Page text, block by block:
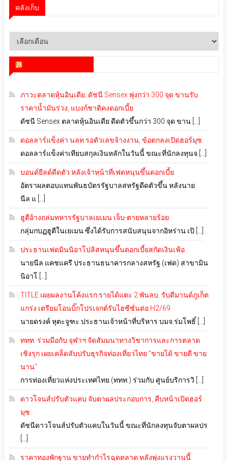
คลังเก็บ
คลัง
ภาวะตลาดหุ้นอินเดีย: ดัชนี Sensex พุ่งกว่า 300 จุด ขานรับ
ราคาน้ำมันร่วง, แบงก์ชาติคงดอกเบี้ย
ดัชนี Sensex ตลาดหุ้นอินเดีย ดีดตัวขึ้นกว่า 300 จุด ขาน […]
ดอลลาร์แข็งค่า นลท.รอตัวเลขจ้างงาน, ข้อตกลงเปิดฮอร์มุซ
ดอลลาร์แข็งค่าเทียบสกุลเงินหลักในวันนี้ ขณะที่นักลงทุนจ […]
บอนด์ยีลด์ดีดตัว หลังเจ้าหน้าที่เฟดหนุนขึ้นดอกเบี้ย
อัตราผลตอบแทนพันธบัตรรัฐบาลสหรัฐดีดตัวขึ้น หลังนาย
นีล แ […]
ฮูตีอ้างถล่มทหารรัฐบาลเยเมน เจ็บ-ตายหลายร้อย
กลุ่มกบฏฮูตีในเยเมน ซึ่งได้รับการสนับสนุนจากอิหร่าน เปิ […]
ประธานเฟดมินนิอาโปลิสหนุนขึ้นดอกเบี้ยสกัดเงินเฟ้อ
นายนีล แคชแครี ประธานธนาคารกลางสหรัฐ (เฟด) สาขามิน
นิอาโ […]
TITLE เผยผลงานโค้งแรก รายได้แตะ 2 พันลบ. รับดีมานด์ภูเก็ต
แกร่ง เตรียมโอนบิ๊กโปรเจกต์รับไฮซีซั่นต่อ H2/69
นายดรงค์ หุตะจูฑะ ประธานเจ้าหน้าที่บริหาร บมจ.ร่มโพธิ์ […]
ททท. ร่วมมือกับ จุฬาฯ จัดสัมมนาทางวิชาการและการตลาด
เชิงรุก เผยเคล็ดลับปรับธุรกิจท่องเที่ยวไทย “ขายได้ ขายดี ขาย
นาน”
การท่องเที่ยวแห่งประเทศไทย (ททท.) ร่วมกับ ศูนย์บริการวิ […]
ดาวโจนส์ปรับตัวแคบ จับตาผลประกอบการ, คืบหน้าเปิดฮอร์
มุซ
ดัชนีดาวโจนส์ปรับตัวแคบในวันนี้ ขณะที่นักลงทุนจับตาผลปร
ราคาทองพักฐาน ขายทำกำไรฉุดตลาด หลังพุ่งแรงวานนี้